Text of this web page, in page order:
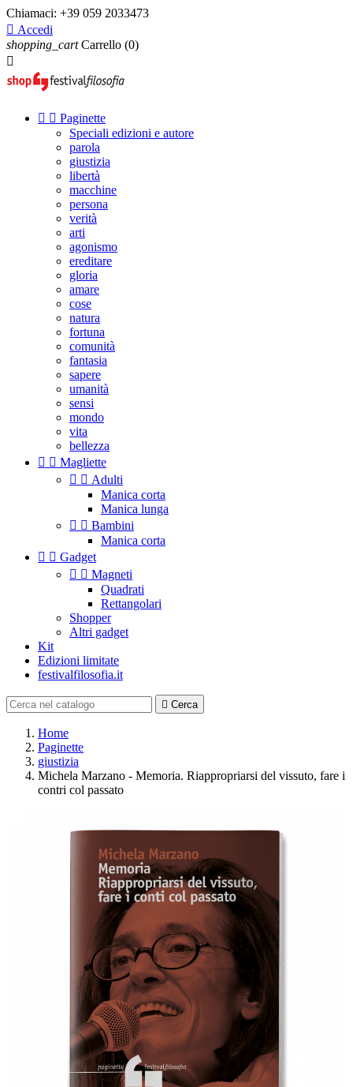
Chiamaci: +39 059 2033473
 Accedi
shopping_cart Carrello (0)

  Paginette
Speciali edizioni e autore
parola
giustizia
libertà
macchine
persona
verità
arti
agonismo
ereditare
gloria
amare
cose
natura
fortuna
comunità
fantasia
sapere
umanità
sensi
mondo
vita
bellezza
  Magliette
  Adulti
Manica corta
Manica lunga
  Bambini
Manica corta
  Gadget
  Magneti
Quadrati
Rettangolari
Shopper
Altri gadget
Kit
Edizioni limitate
festivalfilosofia.it
 Cerca
Home
Paginette
giustizia
Michela Marzano - Memoria. Riappropriarsi del vissuto, fare i
contri col passato